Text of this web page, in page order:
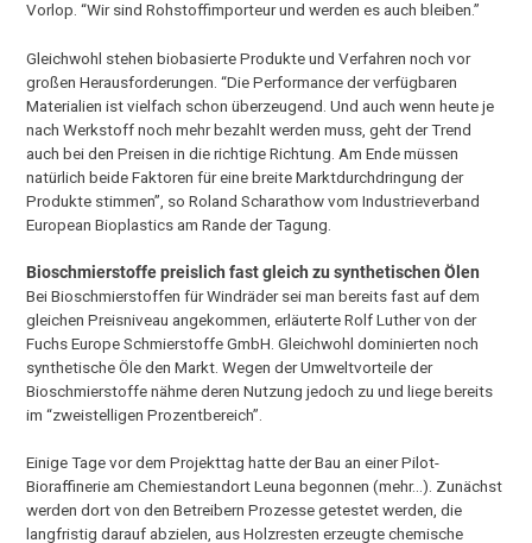
Vorlop. “Wir sind Rohstoffimporteur und werden es auch bleiben.”
Gleichwohl stehen biobasierte Produkte und Verfahren noch vor
großen Herausforderungen. “Die Performance der verfügbaren
Materialien ist vielfach schon überzeugend. Und auch wenn heute je
nach Werkstoff noch mehr bezahlt werden muss, geht der Trend
auch bei den Preisen in die richtige Richtung. Am Ende müssen
natürlich beide Faktoren für eine breite Marktdurchdringung der
Produkte stimmen”, so Roland Scharathow vom Industrieverband
European Bioplastics am Rande der Tagung.
Bioschmierstoffe preislich fast gleich zu synthetischen Ölen
Bei Bioschmierstoffen für Windräder sei man bereits fast auf dem
gleichen Preisniveau angekommen, erläuterte Rolf Luther von der
Fuchs Europe Schmierstoffe GmbH. Gleichwohl dominierten noch
synthetische Öle den Markt. Wegen der Umweltvorteile der
Bioschmierstoffe nähme deren Nutzung jedoch zu und liege bereits
im “zweistelligen Prozentbereich”.
Einige Tage vor dem Projekttag hatte der Bau an einer Pilot-
Bioraffinerie am Chemiestandort Leuna begonnen (mehr…). Zunächst
werden dort von den Betreibern Prozesse getestet werden, die
langfristig darauf abzielen, aus Holzresten erzeugte chemische